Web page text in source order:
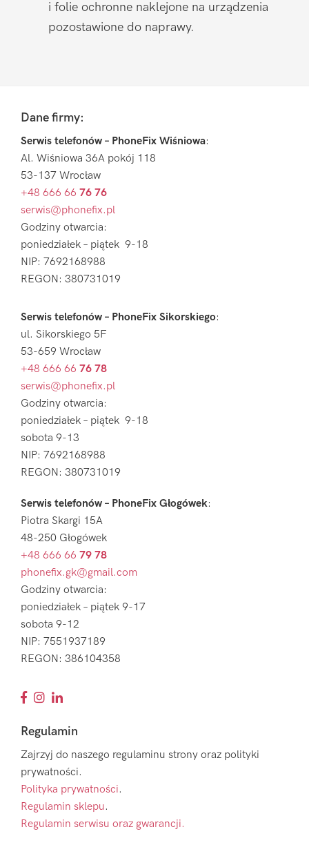
i folie ochronne naklejone na urządzenia
pozostawione do naprawy.
Sidebar
FooterDane firmy:
Serwis telefonów – PhoneFix Wiśniowa:
Al. Wiśniowa 36A pokój 118
53-137 Wrocław
+48 666 66 76 76
serwis@phonefix.pl
Godziny otwarcia:
poniedziałek – piątek 9-18
NIP: 7692168988
REGON: 380731019
Serwis telefonów – PhoneFix Sikorskiego:
ul. Sikorskiego 5F
53-659 Wrocław
+48 666 66 76 78
serwis@phonefix.pl
Godziny otwarcia:
poniedziałek – piątek 9-18
sobota 9-13
NIP: 7692168988
REGON: 380731019
Serwis telefonów – PhoneFix Głogówek:
Piotra Skargi 15A
48-250 Głogówek
+48 666 66 79 78
phonefix.gk@gmail.com
Godziny otwarcia:
poniedziałek – piątek 9-17
sobota 9-12
NIP: 7551937189
REGON: 386104358
Regulamin
Zajrzyj do naszego regulaminu strony oraz polityki
prywatności.
Polityka prywatności.
Regulamin sklepu.
Regulamin serwisu oraz gwarancji.